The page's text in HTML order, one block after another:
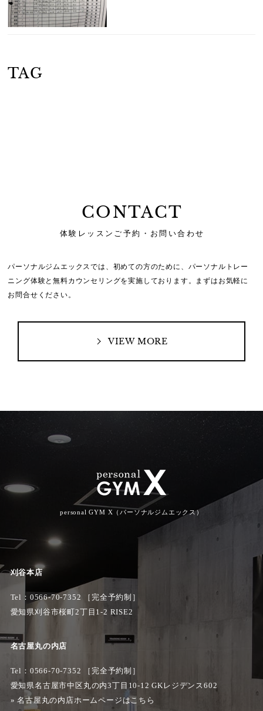
TAG
CONTACT
体験レッスンご予約・お問い合わせ
パーソナルジムエックスでは、初めての方のために、 パーソナルトレー
ニング体験と無料カウンセリングを実施しております。
まずはお気軽に
お問合せください。
VIEW MORE
personal GYM X（パーソナルジムエックス）
刈谷本店
Tel： 0566-70-7352
［完全予約制］
愛知県刈谷市桜町2丁目1-2 RISE2
名古屋丸の内店
Tel：0566-70-7352 ［完全予約制］
愛知県名古屋市中区丸の内3丁目10-12 GKレジデンス602
»名古屋丸の内店ホームページはこちら